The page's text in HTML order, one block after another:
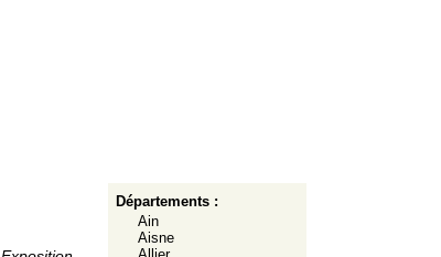
Départements :
Ain
Aisne